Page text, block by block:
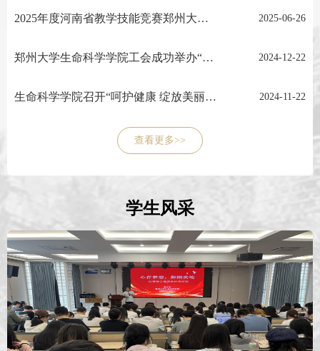
2025年度河南省教学技能竞赛郑州大学生命科学学院院级选拔初赛成功举办 2025-06-26
郑州大学生命科学学院工会成功举办“浓浓饺子香，暖暖冬至情”冬至主题活动 2024-12-22
生命科学学院召开“呵护健康 绽放美丽”的健康讲座 2024-11-22
查看更多>>
学生风采